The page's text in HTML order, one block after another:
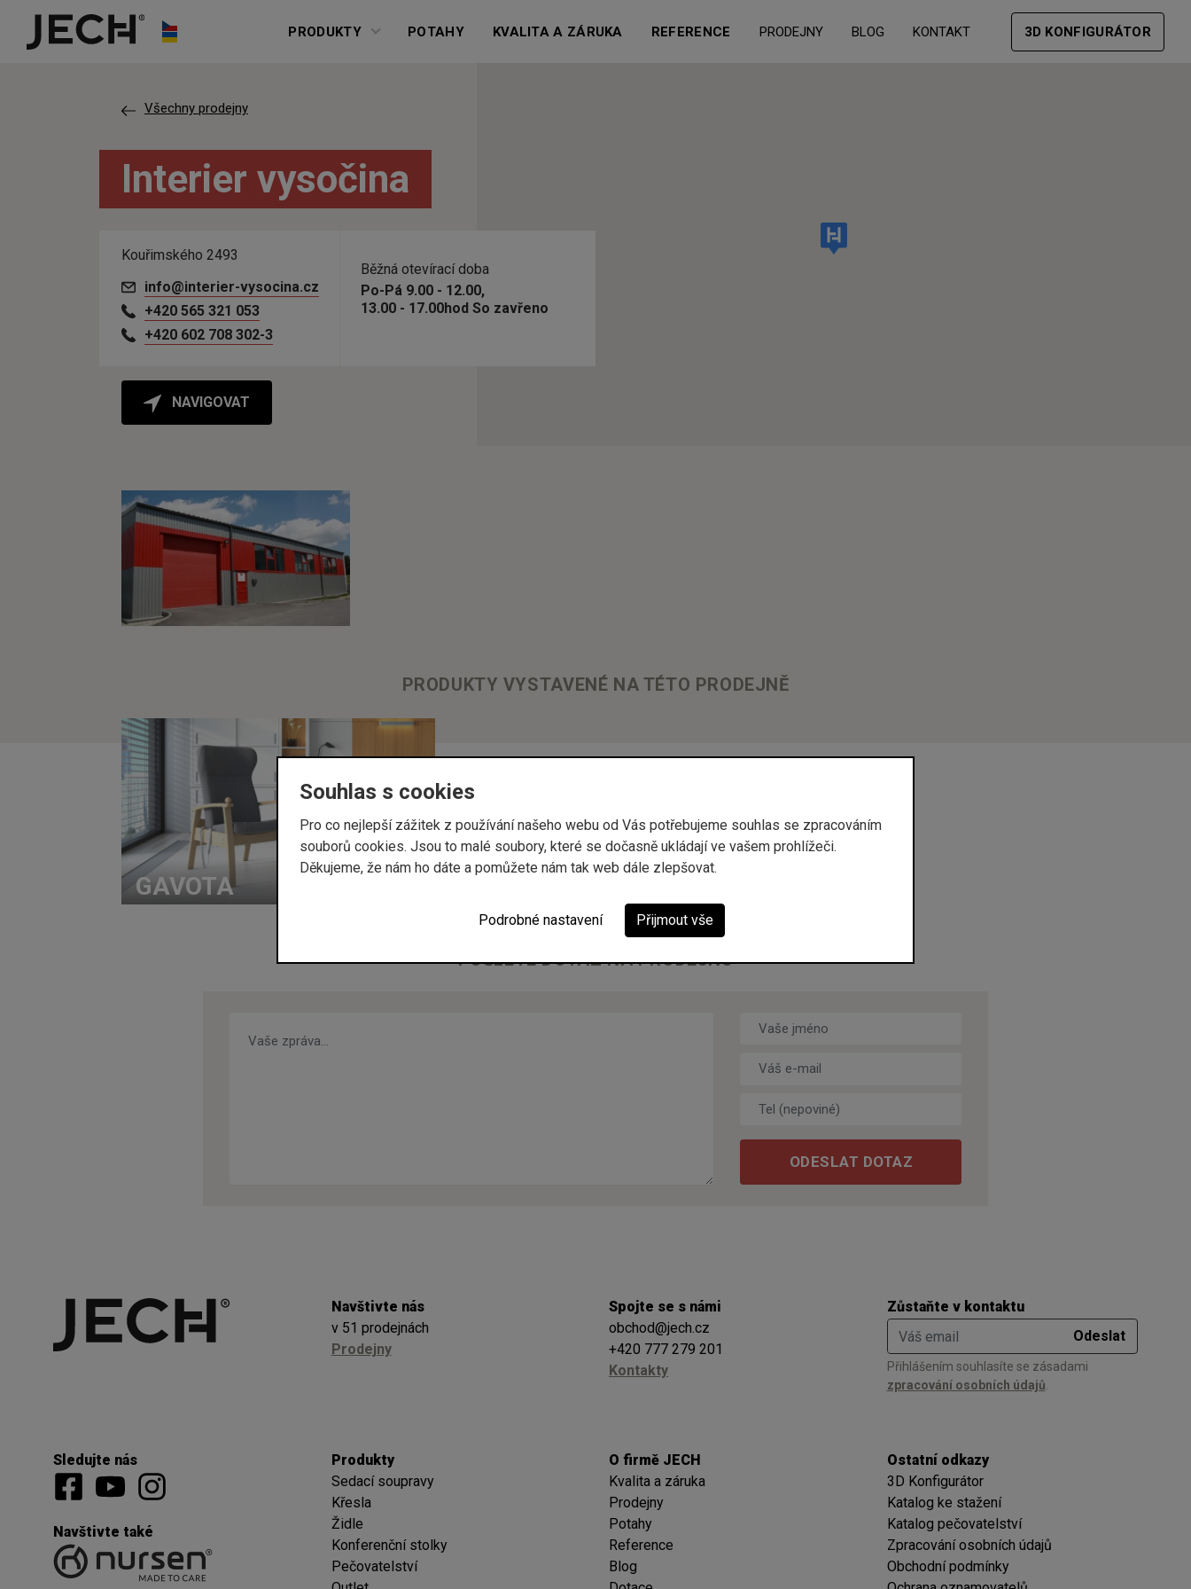
PRODUKTY POTAHY KVALITA A ZÁRUKA REFERENCE PRODEJNY BLOG KONTAKT 3D KONFIGURÁTOR
Všechny prodejny
Interier vysočina
Kouřimského 2493
info@interier-vysocina.cz
+420 565 321 053
+420 602 708 302-3
Běžná otevírací doba
Po-Pá 9.00 - 12.00,
13.00 - 17.00hod So zavřeno
NAVIGOVAT
PRODUKTY VYSTAVENÉ NA TÉTO PRODEJNĚ
GAVOTA
POŠLETE DOTAZ NA PRODEJNU
Vaše jméno
Váš e-mail *
Tel (nepoviné)
ODESLAT DOTAZ
Navštivte nás
v 51 prodejnách
Prodejny
Spojte se s námi
obchod@jech.cz
+420 777 279 201
Kontakty
Zůstaňte v kontaktu
Váš email
Odeslat
Přihlášením souhlasíte se zásadami
zpracování osobních údajů
Sledujte nás
Navštivte také
Produkty
Sedací soupravy
Křesla
Židle
Konferenční stolky
Pečovatelství
O firmě JECH
Kvalita a záruka
Prodejny
Potahy
Reference
Blog
Ostatní odkazy
3D Konfigurátor
Katalog ke stažení
Katalog pečovatelství
Zpracování osobních údajů
Obchodní podmínky
Souhlas s cookies
Pro co nejlepší zážitek z používání našeho webu od Vás potřebujeme souhlas se zpracováním
souborů cookies. Jsou to malé soubory, které se dočasně ukládají ve vašem prohlížeči.
Děkujeme, že nám ho dáte a pomůžete nám tak web dále zlepšovat.
Podrobné nastavení Přijmout vše